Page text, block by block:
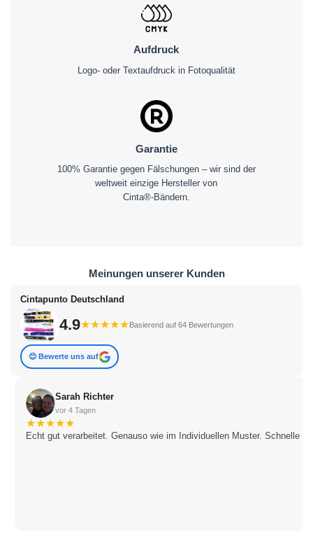
Aufdruck
Logo- oder Textaufdruck in Fotoqualität
Garantie
100% Garantie gegen Fälschungen – wir sind der
weltweit einzige Hersteller von
Cinta®-Bändern.
Meinungen unserer Kunden
Cintapunto Deutschland
4.9★★★★★Basierend auf 64 Bewertungen
😊 Bewerte uns auf
Sarah Richter
vor 4 Tagen
★★★★★
Echt gut verarbeitet. Genauso wie im Individuellen Muster. Schnelle